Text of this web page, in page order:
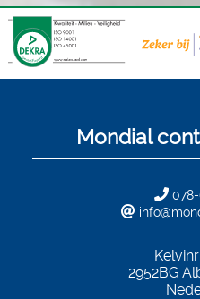
Mondial
2952BG